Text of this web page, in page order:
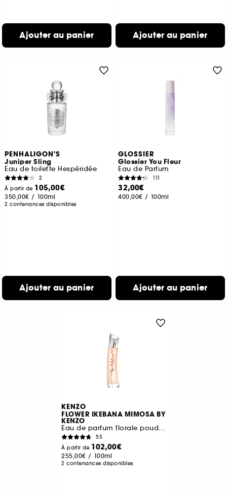
Ajouter au panier Ajouter au panier
PENHALIGON'S
Juniper Sling
Eau de toilette Hespéridée
2
À partir de 105,00€
350,00€ / 100ml
2 contenances disponibles
Ajouter au panier
GLOSSIER
Glossier You Fleur
Eau de Parfum
111
32,00€
400,00€ / 100ml
Ajouter au panier
KENZO
FLOWER IKEBANA MIMOSA BY
KENZO
Eau de parfum florale poudrée pour femme
55
À partir de 102,00€
255,00€ / 100ml
2 contenances disponibles